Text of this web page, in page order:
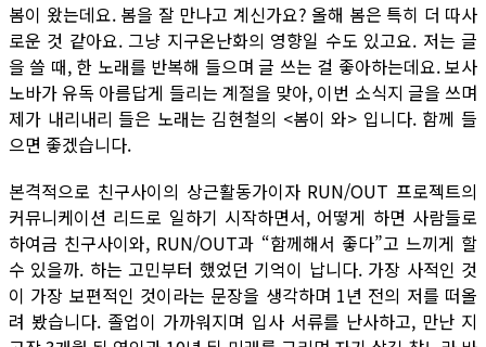
봄이 왔는데요. 봄을 잘 만나고 계신가요? 올해 봄은 특히 더 따사
로운 것 같아요. 그냥 지구온난화의 영향일 수도 있고요. 저는 글
을 쓸 때, 한 노래를 반복해 들으며 글 쓰는 걸 좋아하는데요. 보사
노바가 유독 아름답게 들리는 계절을 맞아, 이번 소식지 글을 쓰며
제가 내리내리 들은 노래는 김현철의 <봄이 와> 입니다. 함께 들
으면 좋겠습니다.
본격적으로 친구사이의 상근활동가이자 RUN/OUT 프로젝트의
커뮤니케이션 리드로 일하기 시작하면서, 어떻게 하면 사람들로
하여금 친구사이와, RUN/OUT과 “함께해서 좋다”고 느끼게 할
수 있을까. 하는 고민부터 했었던 기억이 납니다. 가장 사적인 것
이 가장 보편적인 것이라는 문장을 생각하며 1년 전의 저를 떠올
려 봤습니다. 졸업이 가까워지며 입사 서류를 난사하고, 만난 지